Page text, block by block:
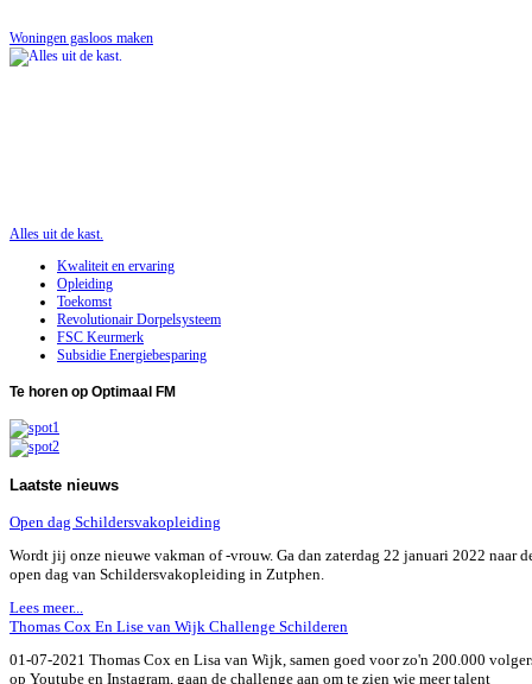
Woningen gasloos maken
Alles uit de kast.
Kwaliteit en ervaring
Opleiding
Toekomst
Revolutionair Dorpelsysteem
FSC Keurmerk
Subsidie Energiebesparing
Te horen op Optimaal FM
Laatste nieuws
Open dag Schildersvakopleiding
Wordt jij onze nieuwe vakman of -vrouw. Ga dan zaterdag 22 januari 2022 naar
open dag van Schildersvakopleiding in Zutphen.
Lees meer...
Thomas Cox En Lise van Wijk Challenge Schilderen
01-07-2021 Thomas Cox en Lisa van Wijk, samen goed voor zo'n 200.000
op Youtube en Instagram, gaan de challenge aan om te zien wie meer talent